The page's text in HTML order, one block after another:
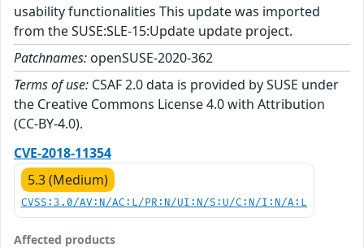
usability functionalities This update was imported
from the SUSE:SLE-15:Update update project.
Patchnames: openSUSE-2020-362
Terms of use: CSAF 2.0 data is provided by SUSE under
the Creative Commons License 4.0 with Attribution
(CC-BY-4.0).
CVE-2018-11354
5.3 (Medium)
CVSS:3.0/AV:N/AC:L/PR:N/UI:N/S:U/C:N/I:N/A:L
Affected products